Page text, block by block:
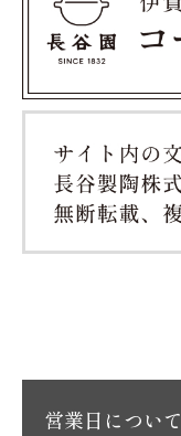
営業日について